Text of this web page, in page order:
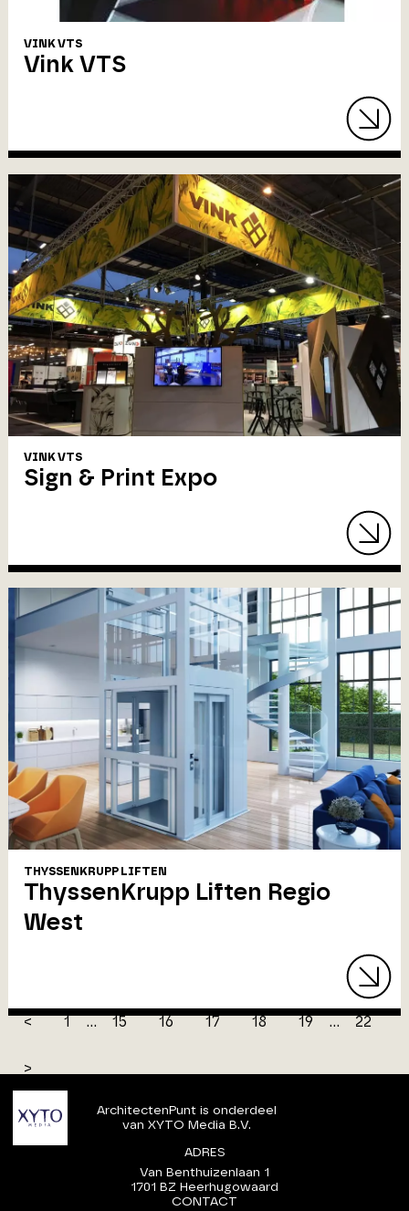
VINK VTS
Vink VTS
VINK VTS
Sign & Print Expo
THYSSENKRUPP LIFTEN
ThyssenKrupp Liften Regio
West
< 1 ... 15 16 17 18 19 ... 22
>
ArchitectenPunt is onderdeel
van XYTO Media B.V.
ADRES
Van Benthuizenlaan 1
1701 BZ Heerhugowaard
CONTACT